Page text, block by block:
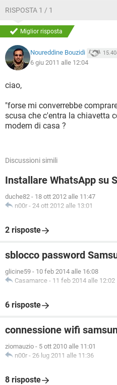
RISPOSTA 1 / 1
Miglior risposta
Noureddine Bouzidi
6 giu 2011 alle 12:04
ciao,
"forse mi converrebbe
scusa che c'entra la chiavetta
modem di casa ?
Discussioni simili
Installare WhatsApp su
duche82 - 18 ott 2012 alle 11:47
n00r - 24 ott 2012 alle 13:01
2 risposte
sblocco password
glicine59 - 10 feb 2014 alle 16:08
Casamarce - 11 feb 2014 alle 12:02
6 risposte
connessione wifi
ziomauzio - 5 ott 2010 alle 11:01
n00r - 26 lug 2011 alle 11:36
8 risposte